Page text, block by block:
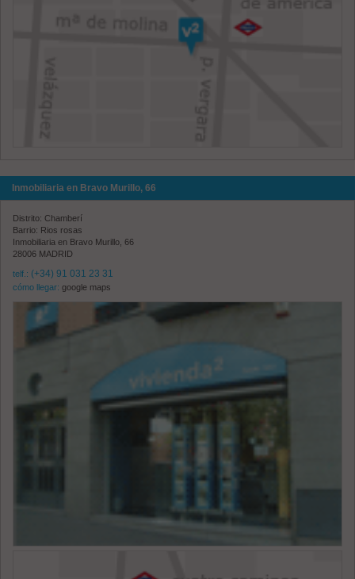
Inmobiliaria en Bravo Murillo, 66
Distrito: Chamberí
Barrio: Rios rosas
Inmobiliaria en Bravo Murillo, 66
28006 MADRID
telf.: (+34) 91 031 23 31
cómo llegar: google maps